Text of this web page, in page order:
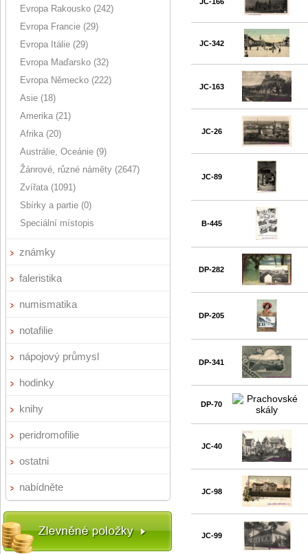
Evropa Rakousko (242)
Evropa Francie (29)
Evropa Itálie (29)
Evropa Maďarsko (32)
Evropa Německo (222)
Asie (18)
Amerika (21)
Afrika (20)
Austrálie, Oceánie (9)
Žánrové, různé náměty (2647)
Zvířata (1091)
Sbírky a partie (0)
Speciální místopis
známky
faleristika
numismatika
notafilie
nápojový průmysl
hodinky
knihy
peridromofilie
ostatni
nabídněte
JC-342
JC-163
JC-26
JC-89
B-445
DP-282
DP-205
DP-341
DP-70
JC-40
JC-98
JC-99